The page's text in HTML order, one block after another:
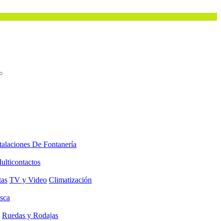
De Fontanería
TV y Video Climatización
Ruedas y Rodajas